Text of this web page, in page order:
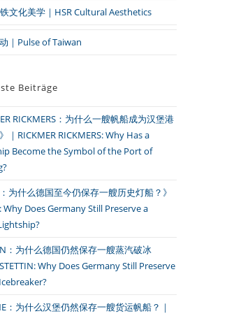
文化美学｜HSR Cultural Aesthetics
｜Pulse of Taiwan
Beiträge
RICKMERS：为什么一艘帆船成为汉堡港
｜RICKMER RICKMERS: Why Has a
Become the Symbol of the Port of
：为什么德国至今仍保存一艘历史灯船？》
Why Does Germany Still Preserve a
：为什么德国仍然保存一艘蒸汽破冰
Why Does Germany Still Preserve
：为什么汉堡仍然保存一艘货运帆船？｜